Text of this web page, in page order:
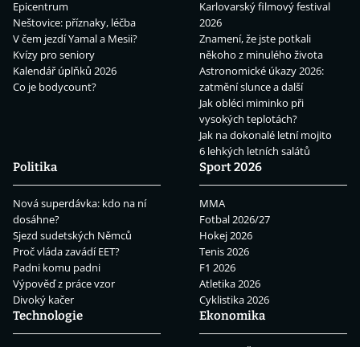
Epicentrum
Neštovice: příznaky, léčba
V čem jezdí Yamal a Mesii?
Kvízy pro seniory
Kalendář úplňků 2026
Co je bodycount?
Karlovarský filmový festival
2026
Znamení, že jste potkali
někoho z minulého života
Astronomické úkazy 2026:
zatmění slunce a další
Jak obléci miminko při
vysokých teplotách?
Jak na dokonalé letní mojito
6 lehkých letních salátů
Politika
Nová superdávka: kdo na ní
dosáhne?
Sjezd sudetských Němců
Proč vláda zavádí EET?
Padni komu padni
Výpověď z práce vzor
Divoký kačer
Sport 2026
MMA
Fotbal 2026/27
Hokej 2026
Tenis 2026
F1 2026
Atletika 2026
Cyklistika 2026
Technologie
Ekonomika